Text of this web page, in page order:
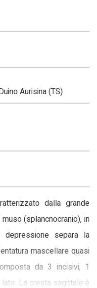
Aurisina (TS)
dalla grande
(splancnocranio), in
separa la
mascellare quasi
da 3 incisivi, 1
La cresta sagittale è